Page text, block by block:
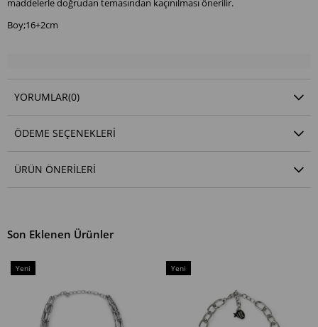
maddelerle doğrudan temasından kaçınılması önerilir.
Boy;16+2cm
YORUMLAR(0)
ÖDEME SEÇENEKLERI
ÜRÜN ÖNERILERI
Son Eklenen Ürünler
Yeni
Yeni